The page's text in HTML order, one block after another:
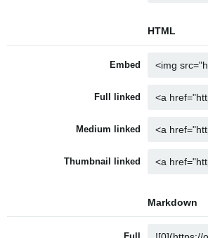
HTML
Embed
Full linked
Medium linked
Thumbnail linked
Markdown